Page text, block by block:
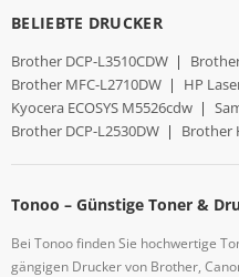
BELIEBTE DRUCKER
Brother DCP-L3510CDW |
Brother MFC-L2710DW | HP
Kyocera ECOSYS M5526cdw |
Brother DCP-L2530DW | Brother
Tonoo – Günstige Toner &
Bei Tonoo finden Sie hochwertige
gängigen Drucker von Brother,